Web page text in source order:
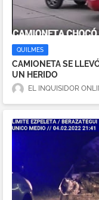
QUILMES
CAMIONETA SE
UN HERIDO
EL INQUISIDOR